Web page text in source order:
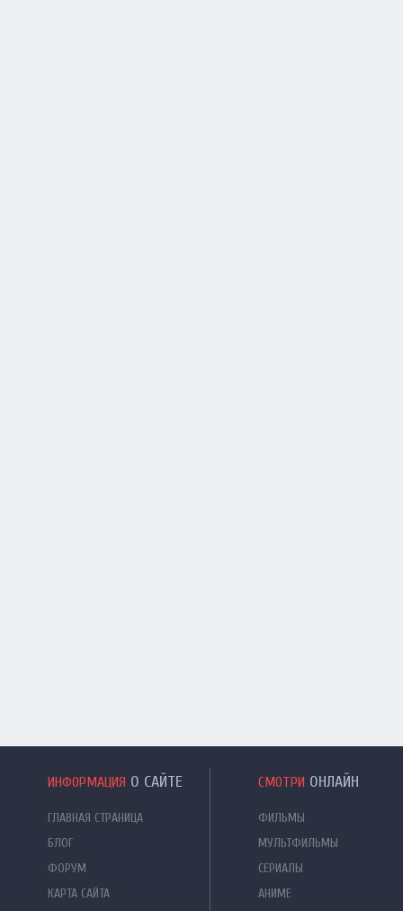
ИНФОРМАЦИЯ О САЙТЕ
ГЛАВНАЯ СТРАНИЦА
БЛОГ
ФОРУМ
КАРТА САЙТА
СМОТРИ ОНЛАЙН
ФИЛЬМЫ
МУЛЬТФИЛЬМЫ
СЕРИАЛЫ
АНИМЕ